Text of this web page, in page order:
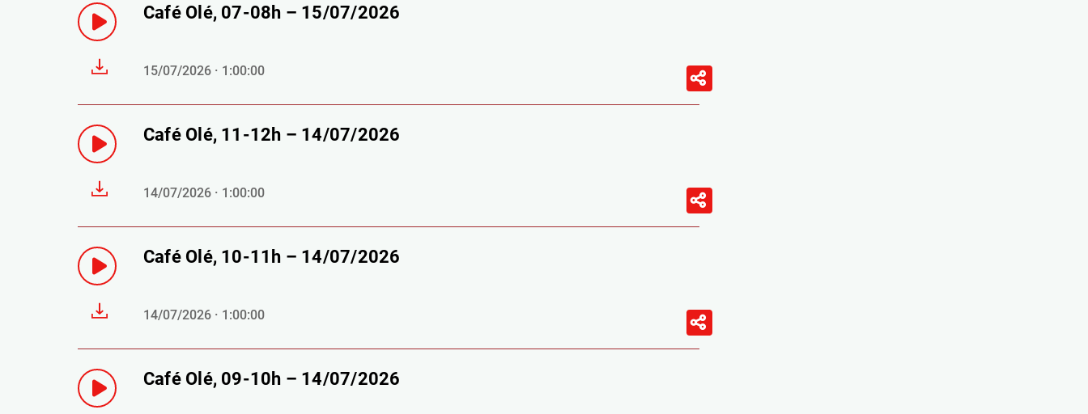
Café Olé, 07-08h – 15/07/2026
15/07/2026 · 1:00:00
Café Olé, 11-12h – 14/07/2026
14/07/2026 · 1:00:00
Café Olé, 10-11h – 14/07/2026
14/07/2026 · 1:00:00
Café Olé, 09-10h – 14/07/2026